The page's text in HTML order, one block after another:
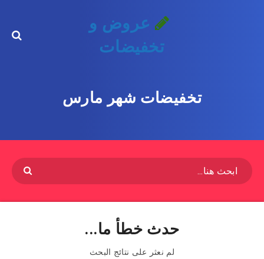
عروض و
تخفيضات
تخفيضات شهر مارس
حدث خطأ ما...
لم نعثر على نتائج البحث